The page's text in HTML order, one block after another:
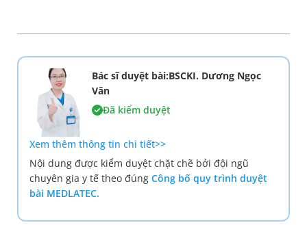
Bác sĩ duyệt bài:BSCKI. Dương Ngọc
Vân
Đã kiểm duyệt
Xem thêm thông tin chi tiết>>
Nội dung được kiểm duyệt chặt chẽ bởi đội ngũ
chuyên gia y tế theo đúng Công bố quy trình duyệt
bài MEDLATEC.